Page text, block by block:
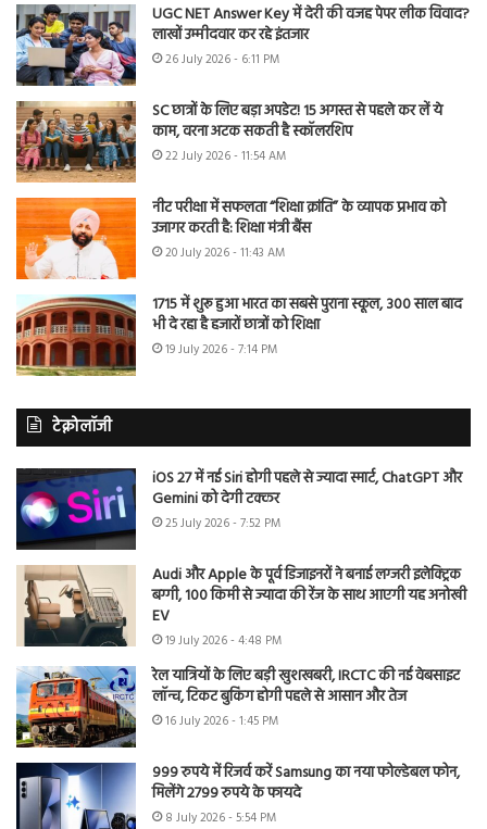
UGC NET Answer Key में देरी की वजह पेपर लीक विवाद?
लाखों उम्मीदवार कर रहे इंतजार
26 July 2026 - 6:11 PM
SC छात्रों के लिए बड़ा अपडेट! 15 अगस्त से पहले कर लें ये
काम, वरना अटक सकती है स्कॉलरशिप
22 July 2026 - 11:54 AM
नीट परीक्षा में सफलता “शिक्षा क्रांति” के व्यापक प्रभाव को
उजागर करती है: शिक्षा मंत्री बैंस
20 July 2026 - 11:43 AM
1715 में शुरू हुआ भारत का सबसे पुराना स्कूल, 300 साल बाद
भी दे रहा है हजारों छात्रों को शिक्षा
19 July 2026 - 7:14 PM
टेक्नोलॉजी
iOS 27 में नई Siri होगी पहले से ज्यादा स्मार्ट, ChatGPT और
Gemini को देगी टक्कर
25 July 2026 - 7:52 PM
Audi और Apple के पूर्व डिजाइनरों ने बनाई लग्जरी इलेक्ट्रिक
बग्गी, 100 किमी से ज्यादा की रेंज के साथ आएगी यह अनोखी
EV
19 July 2026 - 4:48 PM
रेल यात्रियों के लिए बड़ी खुशखबरी, IRCTC की नई वेबसाइट
लॉन्च, टिकट बुकिंग होगी पहले से आसान और तेज
16 July 2026 - 1:45 PM
999 रुपये में रिजर्व करें Samsung का नया फोल्डेबल फोन,
मिलेंगे 2799 रुपये के फायदे
8 July 2026 - 5:54 PM